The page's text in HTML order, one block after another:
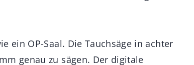
ein OP-Saal. Die Tauchsäge in achter
genau zu sägen. Der digitale